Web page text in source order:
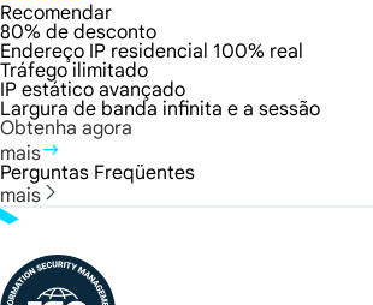
Recomendar
80% de desconto
Endereço IP residencial 100% real
Tráfego ilimitado
IP estático avançado
Largura de banda infinita e a sessão
Obtenha agora
mais
Perguntas Freqüentes
mais